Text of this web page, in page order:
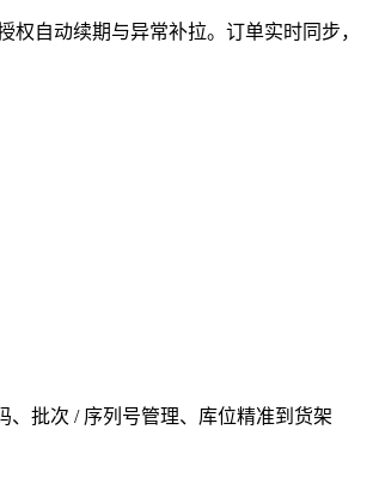
权自动续期与异常补拉。订单实时同步，
、批次 / 序列号管理、库位精准到货架